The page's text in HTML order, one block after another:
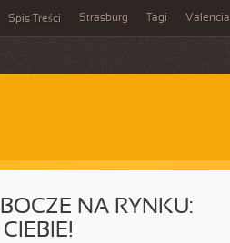
Spis Treści Strasburg Tagi Valencia
NA RYNKU: